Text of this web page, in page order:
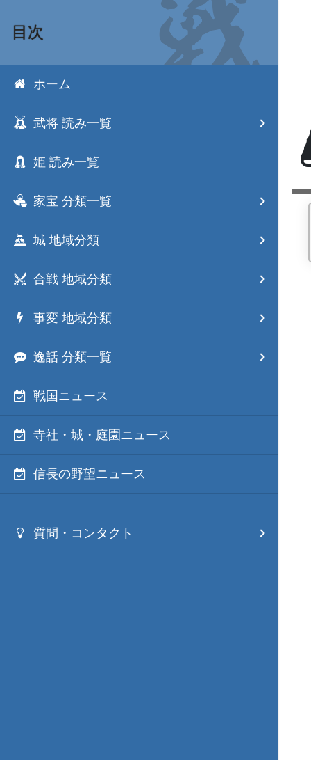
目次
ホーム
武将 読み一覧
姫 読み一覧
家宝 分類一覧
城 地域分類
合戦 地域分類
事変 地域分類
逸話 分類一覧
戦国ニュース
寺社・城・庭園ニュース
信長の野望ニュース
質問・コンタクト